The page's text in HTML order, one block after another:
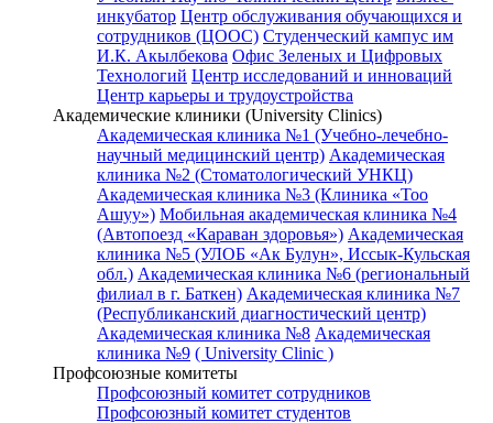
инкубатор Центр обслуживания обучающихся и
сотрудников (ЦООС) Студенческий кампус им
И.К. Акылбекова Офис Зеленых и Цифровых
Технологий Центр исследований и инноваций
Центр карьеры и трудоустройства
Академические клиники (University Clinics)
Академическая клиника №1 (Учебно-лечебно-
научный медицинский центр) Академическая
клиника №2 (Стоматологический УНКЦ)
Академическая клиника №3 (Клиника «Тоо
Ашуу») Мобильная академическая клиника №4
(Автопоезд «Караван здоровья») Академическая
клиника №5 (УЛОБ «Ак Булун», Иссык-Кульская
обл.) Академическая клиника №6 (региональный
филиал в г. Баткен) Академическая клиника №7
(Республиканский диагностический центр)
Академическая клиника №8 Академическая
клиника №9 ( University Clinic )
Профсоюзные комитеты
Профсоюзный комитет сотрудников
Профсоюзный комитет студентов